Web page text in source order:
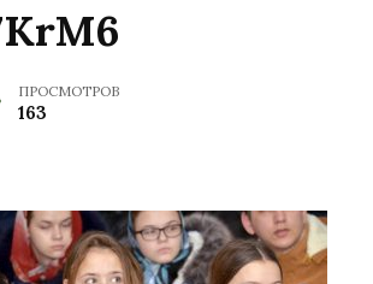
ПРОСМОТРОВ
163